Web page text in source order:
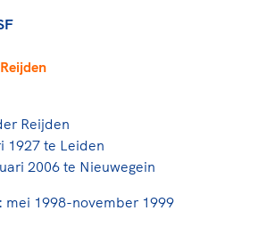
en Bestuur
NOC*NSF
in de sport
Kalender
Reijden
1927 te Leiden
2006 te Nieuwegein
1998-november 1999